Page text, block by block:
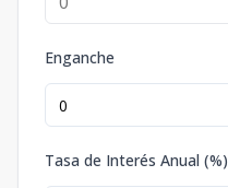
Enganche
Tasa de Interés Anual (%)